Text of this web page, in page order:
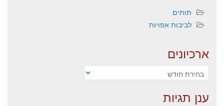
תותים
לביבות אפויות
ארכיונים
ענן תגיות